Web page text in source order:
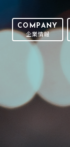
COMPANY
企業情報